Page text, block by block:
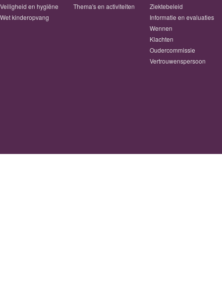
Veiligheid en hygiëne
Wet kinderopvang
Thema's en activiteiten
Ziektebeleid
Informatie en evaluaties
Wennen
Klachten
Oudercommissie
Vertrouwenspersoon